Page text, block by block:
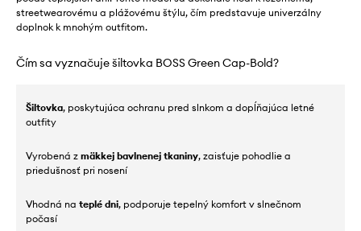
streetwearovému a plážovému štýlu, čím predstavuje univerzálny
doplnok k mnohým outfitom.
Čím sa vyznačuje šiltovka BOSS Green Cap-Bold?
Šiltovka, poskytujúca ochranu pred slnkom a dopĺňajúca letné
outfity
Vyrobená z mäkkej bavlnenej tkaniny, zaisťuje pohodlie a
priedušnosť pri nosení
Vhodná na teplé dni, podporuje tepelný komfort v slnečnom
počasí